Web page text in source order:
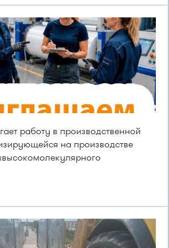
работу в производственной
на производстве